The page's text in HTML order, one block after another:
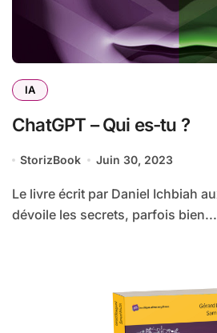
IA
ChatGPT – Qui es-tu ?
StorizBook Juin 30, 2023
Le livre écrit par Daniel Ichbiah aux Editions ENI, qui
dévoile les secrets, parfois bien...